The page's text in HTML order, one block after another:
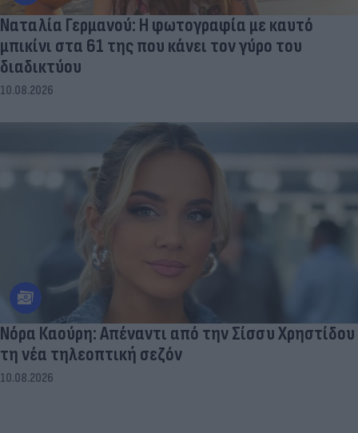
Ναταλία Γερμανού: Η φωτογραφία με καυτό
μπικίνι στα 61 της που κάνει τον γύρο του
διαδικτύου
10.08.2026
Νόρα Καούρη: Απέναντι από την Σίσσυ Χρηστίδου
τη νέα τηλεοπτική σεζόν
10.08.2026